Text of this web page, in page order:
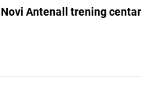
Novi Antenall trening centar